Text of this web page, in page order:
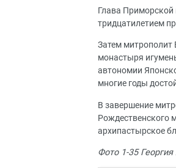
Глава Приморской
тридцатилетием
Затем митрополит
монастыря
автономии
многие годы
В завершение
Рождественского
архипастырское
Фото 1-35